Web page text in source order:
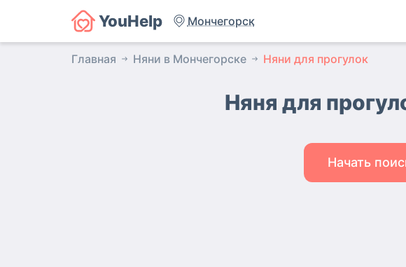
YouHelp Мончегорск
Главная Няни в Мончегорске Няни для прогулок
Няня для
Начать